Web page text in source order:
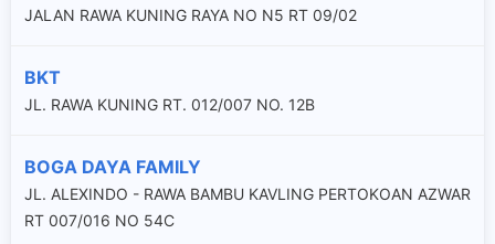
JALAN RAWA KUNING RAYA NO N5 RT 09/02
BKT
JL. RAWA KUNING RT. 012/007 NO. 12B
BOGA DAYA FAMILY
JL. ALEXINDO - RAWA BAMBU KAVLING PERTOKOAN AZWAR
RT 007/016 NO 54C